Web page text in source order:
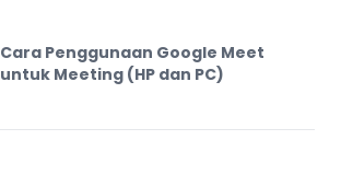
Cara Penggunaan Google Meet
untuk Meeting (HP dan PC)